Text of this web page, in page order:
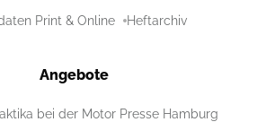
Print & Online Heftarchiv
Angebote
bei der Motor Presse Hamburg